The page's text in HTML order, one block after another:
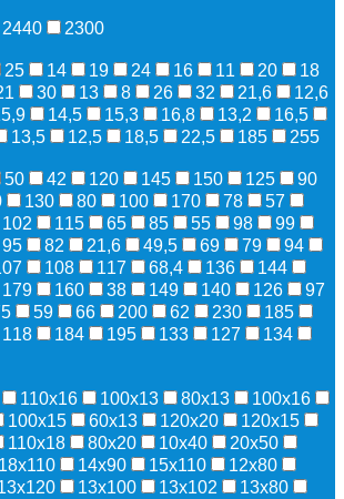
2440
2300
25 14 19 24 16 11 20
18
30 13 8 26 32 21,6
12,6
14,5 15,3 16,8 13,2
16,5
13,5 12,5 18,5 22,5 185
255
50 42 120 145 150 125
90
130 80 100 170 78
57
102 115 65 85 55 98
99
95 82 21,6 49,5 69 79
94
108 117 68,4 136
144
179 160 38 149 140 126
97
59 66 200 62 230
185
118 184 195 133 127
134
110х16 100х13 80х13
100х16
100х15 60х13 120х20
120х15
110х18 80х20 10х40
20х50
18х110 14х90 15х110
12х80
13х100 13х102
13х80